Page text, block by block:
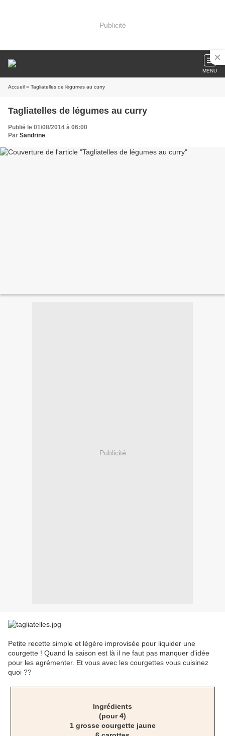
Publicité
MENU
Accueil » Tagliatelles de légumes au curry
Tagliatelles de légumes au curry
Publié le 01/08/2014 à 06:00
Par Sandrine
Publicité
Petite recette simple et légère improvisée pour liquider une
courgette ! Quand la saison est là il ne faut pas manquer d'idée
pour les agrémenter. Et vous avec les courgettes vous cuisinez
quoi ??
Ingrédients
(pour 4)
1 grosse courgette jaune